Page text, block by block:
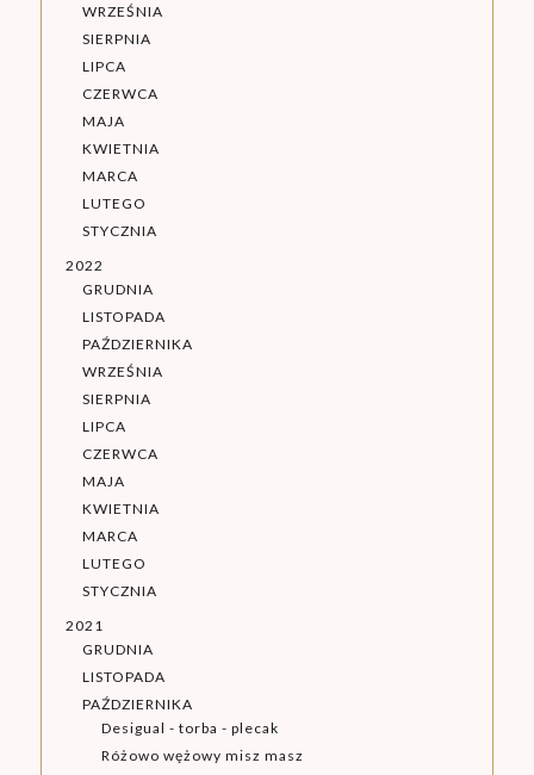
WRZEŚNIA
SIERPNIA
LIPCA
CZERWCA
MAJA
KWIETNIA
MARCA
LUTEGO
STYCZNIA
2022
GRUDNIA
LISTOPADA
PAŹDZIERNIKA
WRZEŚNIA
SIERPNIA
LIPCA
CZERWCA
MAJA
KWIETNIA
MARCA
LUTEGO
STYCZNIA
2021
GRUDNIA
LISTOPADA
PAŹDZIERNIKA
Desigual - torba - plecak
Różowo wężowy misz masz